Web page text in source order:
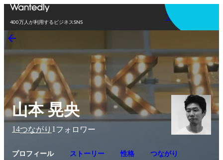
400万人が利用するビジネスSNS
アプリを使う
山本 晃央
14つながり 1 フォロワー
プロフィール ストーリー 性格 つながり